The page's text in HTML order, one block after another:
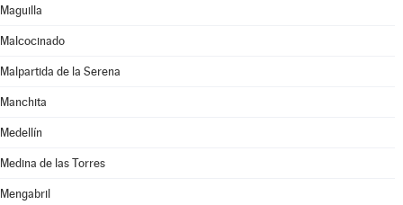
Maguilla
Malcocinado
Malpartida de la Serena
Manchita
Medellín
Medina de las Torres
Mengabril